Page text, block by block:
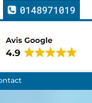
0148971019